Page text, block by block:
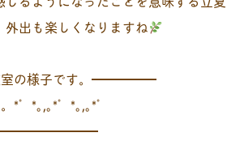
外出も楽しくなりますね
室の様子です。━━━━━
*゜*｡,｡*゜*｡,｡*゜